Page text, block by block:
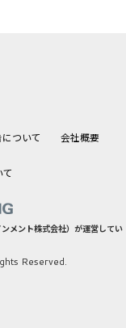
について 会社概要
メント株式会社）が運営してい
Reserved.